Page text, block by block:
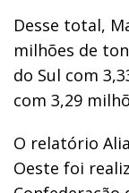
Desse total,
milhões de
do Sul com
com 3,29
O relatório
Oeste foi